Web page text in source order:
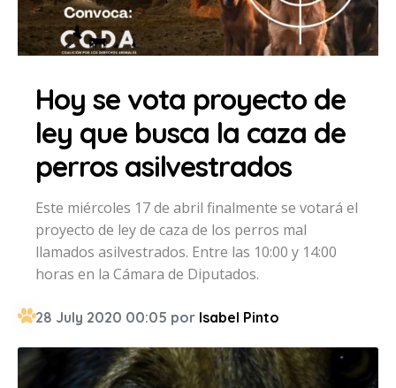
Hoy se vota proyecto de
ley que busca la caza de
perros asilvestrados
Este miércoles 17 de abril finalmente se votará el
proyecto de ley de caza de los perros mal
llamados asilvestrados. Entre las 10:00 y 14:00
horas en la Cámara de Diputados.
28 July 2020 00:05 por Isabel Pinto